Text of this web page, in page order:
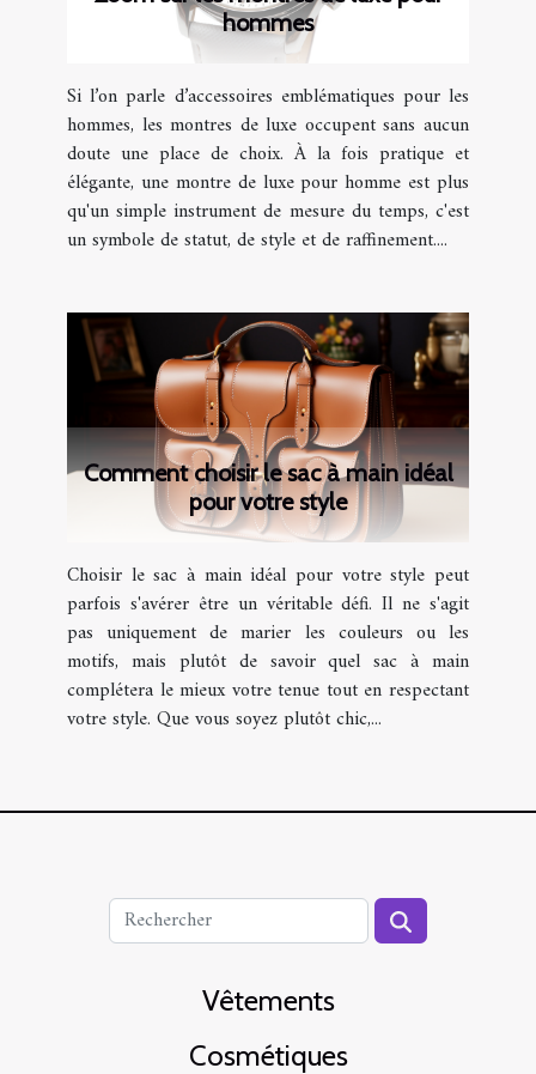
hommes
Si l’on parle d’accessoires emblématiques pour les
hommes, les montres de luxe occupent sans aucun
doute une place de choix. À la fois pratique et
élégante, une montre de luxe pour homme est plus
qu'un simple instrument de mesure du temps, c'est
un symbole de statut, de style et de raffinement....
Comment choisir le sac à main idéal
pour votre style
Choisir le sac à main idéal pour votre style peut
parfois s'avérer être un véritable défi. Il ne s'agit
pas uniquement de marier les couleurs ou les
motifs, mais plutôt de savoir quel sac à main
complétera le mieux votre tenue tout en respectant
votre style. Que vous soyez plutôt chic,...
Vêtements
Cosmétiques